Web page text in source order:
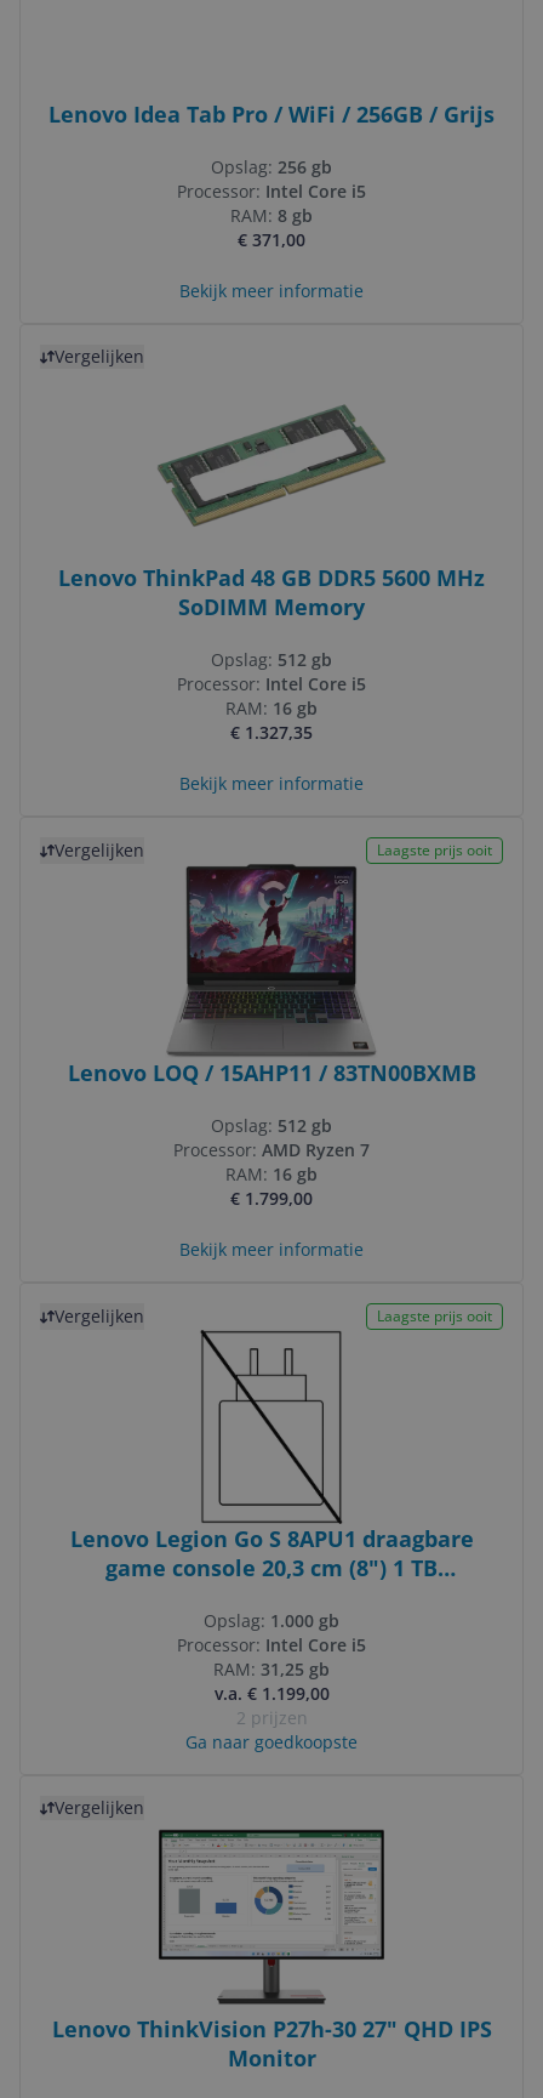
Lenovo Idea Tab Pro / WiFi / 256GB / Grijs
Opslag: 256 gb
Processor: Intel Core i5
RAM: 8 gb
€ 371,00
Bekijk meer informatie
Vergelijken
Lenovo ThinkPad 48 GB DDR5 5600 MHz
SoDIMM Memory
Opslag: 512 gb
Processor: Intel Core i5
RAM: 16 gb
€ 1.327,35
Bekijk meer informatie
Vergelijken Laagste prijs ooit
Lenovo LOQ / 15AHP11 / 83TN00BXMB
Opslag: 512 gb
Processor: AMD Ryzen 7
RAM: 16 gb
€ 1.799,00
Bekijk meer informatie
Vergelijken Laagste prijs ooit
Lenovo Legion Go S 8APU1 draagbare
game console 20,3 cm (8") 1 TB
Opslag: 1.000 gb
Processor: Intel Core i5
RAM: 31,25 gb
v.a. € 1.199,00
2 prijzen
Ga naar goedkoopste
Vergelijken
Lenovo ThinkVision P27h-30 27" QHD IPS
Monitor